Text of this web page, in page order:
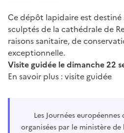
Ce dépôt lapidaire est
sculptés de la cathédrale de
raisons sanitaire, de
exceptionnelle.
Visite guidée le dimanche 22
En savoir plus : visite guidée
Les Journées
organisées par le ministère